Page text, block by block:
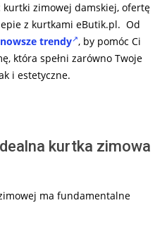
zimowej damskiej, ofertę
z kurtkami eButik.pl. Od
trendy , by pomóc Ci
która spełni zarówno Twoje
i estetyczne.
kurtka zimowa
ma fundamentalne